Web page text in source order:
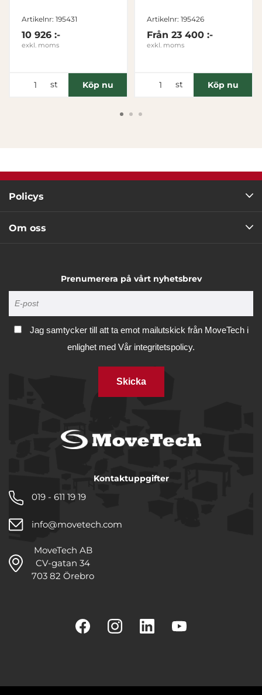
Artikelnr: 195431
10 926 :-
exkl. moms
st Köp nu
Artikelnr: 195426
Från 23 400 :-
exkl. moms
st Köp nu
Policys
Om oss
Prenumerera på vårt nyhetsbrev
Jag samtycker till att ta emot mailutskick från MoveTech i
enlighet med Vår integritetspolicy.
Skicka
Kontaktuppgifter
019 - 611 19 19
info@movetech.com
MoveTech AB
CV-gatan 34
703 82 Örebro